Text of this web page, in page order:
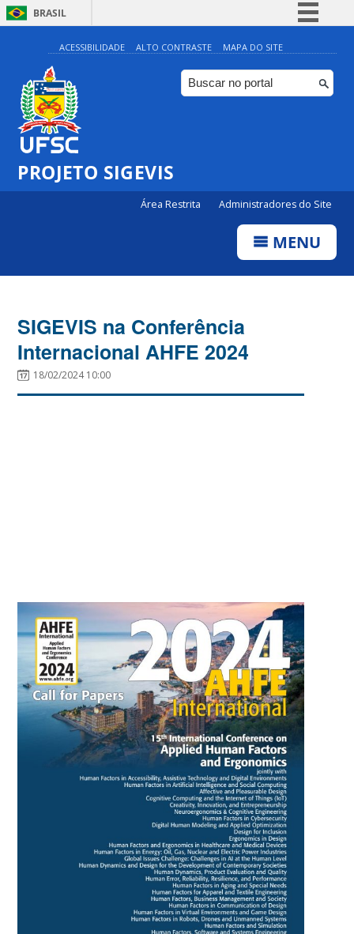
BRASIL
Simplifique!
Comunica BR
Participe
ACESSIBILIDADE ALTO CONTRASTE MAPA DO SITE
PROJETO SIGEVIS
Área Restrita Administradores do Site
MENU
SIGEVIS na Conferência
Internacional AHFE 2024
18/02/2024 10:00